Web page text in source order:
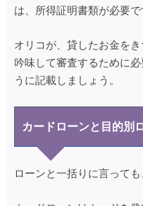
は、所得証明書類が必要で
オリコが、貸したお金を
吟味して審査するために
うに記載しましょう。
カードローンと目的別
ローンと一括りに言っても